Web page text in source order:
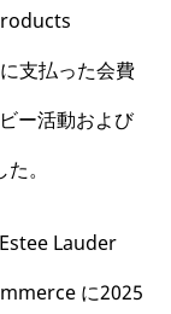
支払った会費
ー活動および
。
Lauder
に2025